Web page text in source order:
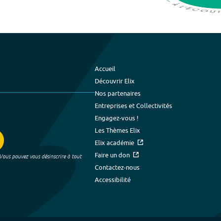
pouvez vous désinscrire à tout
Accueil
Découvrir Elix
Nos partenaires
Entreprises et Collectivités
Engagez-vous !
Les Thèmes Elix
Elix académie
Faire un don
Contactez-nous
Accessibilité